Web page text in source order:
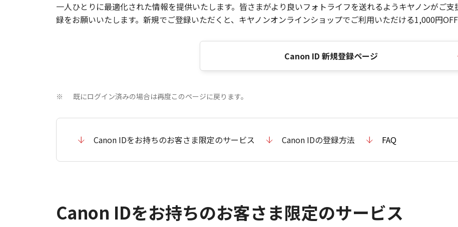
一人ひとりに最適化された情報を提供いたします。皆さまがより良いフォトライフを送れるようキヤノンがご
録をお願いいたします。新規でご登録いただくと、キヤノンオンラインショップでご利用いただける1,000円
Canon ID 新規登録ページ
※ 既にログイン済みの場合は再度このページに戻ります。
Canon IDをお持ちのお客さま限定のサービス Canon IDの登録方法 FAQ
Canon IDをお持ちのお客さま限定のサービス